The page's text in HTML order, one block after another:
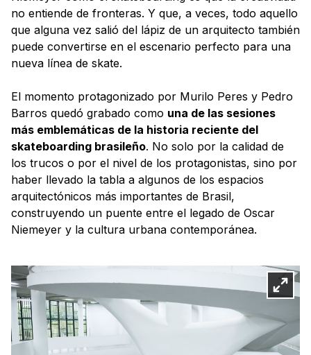
no entiende de fronteras. Y que, a veces, todo aquello
que alguna vez salió del lápiz de un arquitecto también
puede convertirse en el escenario perfecto para una
nueva línea de skate.
El momento protagonizado por Murilo Peres y Pedro
Barros quedó grabado como una de las sesiones
más emblemáticas de la historia reciente del
skateboarding brasileño. No solo por la calidad de
los trucos o por el nivel de los protagonistas, sino por
haber llevado la tabla a algunos de los espacios
arquitectónicos más importantes de Brasil,
construyendo un puente entre el legado de Oscar
Niemeyer y la cultura urbana contemporánea.